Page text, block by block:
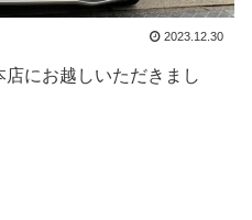
2023.12.30
にお越しいただきまし